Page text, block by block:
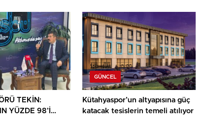
TEKİN:
YÜZDE 98’İ
GÜNCEL
Kütahyaspor’un altyapısına güç
katacak tesislerin temeli atılıyor